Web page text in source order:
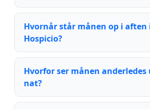
Hvornår står månen op i aften
Hospicio?
Hvorfor ser månen anderledes
nat?